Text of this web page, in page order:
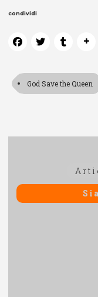
condividi
God Save the Queen